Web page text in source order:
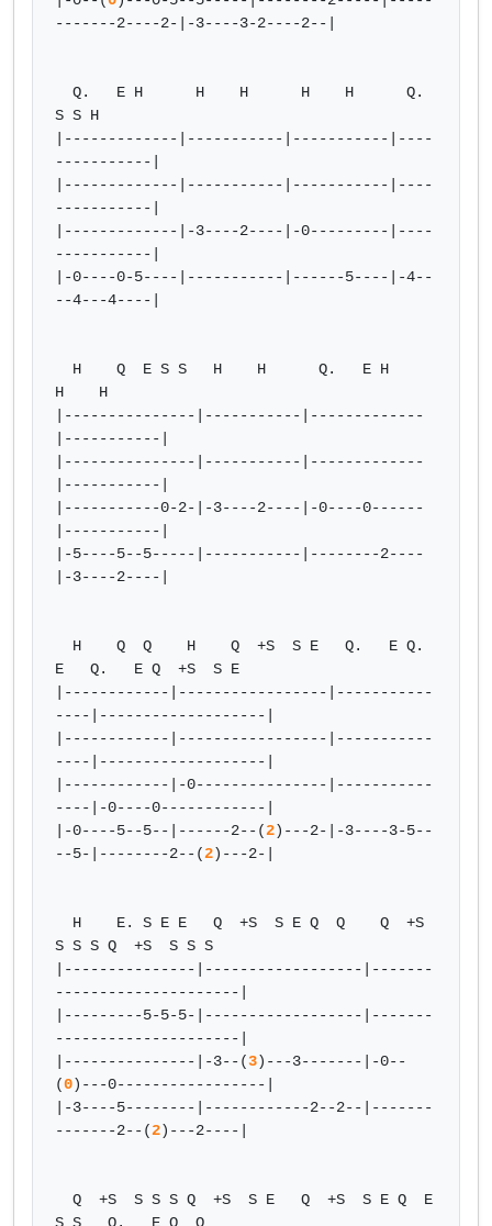
-------2----2-|-3----3-2----2--|
S S H
|-------------|-----------|-----------|----
-----------|
|-------------|-----------|-----------|----
-----------|
|-------------|-3----2----|-0---------|----
-----------|
|-0----0-5----|-----------|------5----|-4--
--4---4----|
H    H
|---------------|-----------|-------------
|-----------|
|---------------|-----------|-------------
|-----------|
|-----------0-2-|-3----2----|-0----0------
|-----------|
|-5----5--5-----|-----------|--------2----
|-3----2----|
E   Q.   E Q  +S  S E
|------------|-----------------|-----------
----|-------------------|
|------------|-----------------|-----------
----|-------------------|
|------------|-0---------------|-----------
----|-0----0------------|
|-0----5--5--|------2--(2)---2-|-3----3-5--
--5-|--------2--(2)---2-|
S S S Q  +S  S S S
|---------------|------------------|-------
---------------------|
|---------5-5-5-|------------------|-------
---------------------|
|---------------|-3--(3)---3-------|-0--
(0)---0-----------------|
|-3----5--------|------------2--2--|-------
-------2--(2)---2----|